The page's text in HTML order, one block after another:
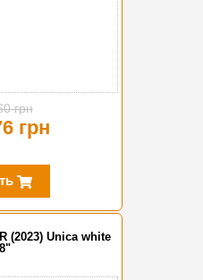
грн
грн
(2023) Unica white